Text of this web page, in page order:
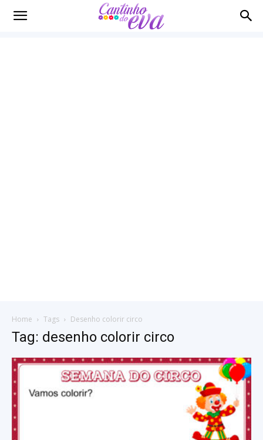
Cantinho
Home Tags Desenho colorir circo
Tag: desenho colorir circo